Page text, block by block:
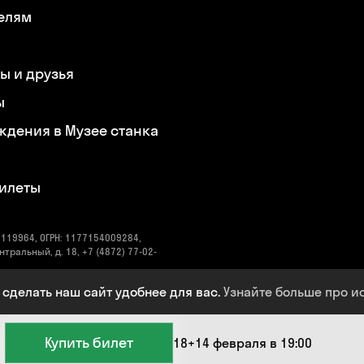
Купить билет 18+14 февраля в 19:00
и друзья
в Музее станка
ОГРН: 1177154009284,
д. 18, +7 (4872) 77-02-
адрес: 300041, Тульская
наш сайт удобнее для вас. Узнайте больше про